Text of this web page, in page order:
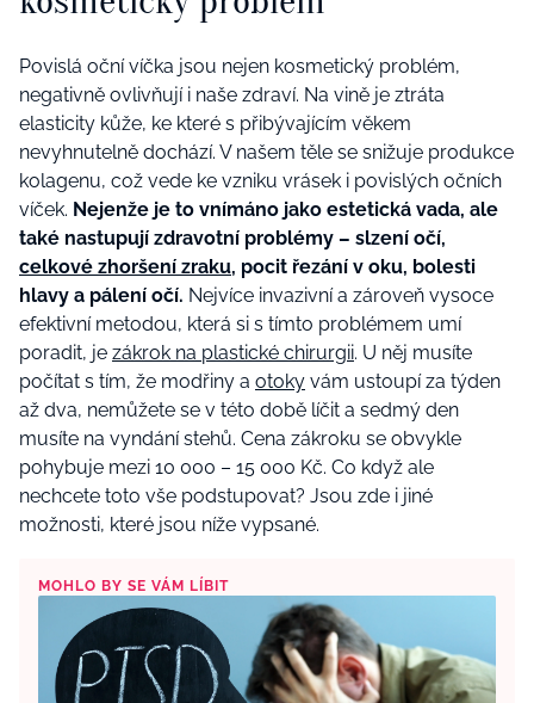
Povislá oční víčka jsou nejen kosmetický problém,
negativně ovlivňují i naše zdraví. Na vině je ztráta
elasticity kůže, ke které s přibývajícím věkem
nevyhnutelně dochází. V našem těle se snižuje produkce
kolagenu, což vede ke vzniku vrásek i povislých očních
víček. Nejenže je to vnímáno jako estetická vada, ale
také nastupují zdravotní problémy – slzení očí,
celkové zhoršení zraku, pocit řezání v oku, bolesti
hlavy a pálení očí. Nejvíce invazivní a zároveň vysoce
efektivní metodou, která si s tímto problémem umí
poradit, je zákrok na plastické chirurgii. U něj musíte
počítat s tím, že modřiny a otoky vám ustoupí za týden
až dva, nemůžete se v této době líčit a sedmý den
musíte na vyndání stehů. Cena zákroku se obvykle
pohybuje mezi 10 000 – 15 000 Kč. Co když ale
nechcete toto vše podstupovat? Jsou zde i jiné
možnosti, které jsou níže vypsané.
MOHLO BY SE VÁM LÍBIT